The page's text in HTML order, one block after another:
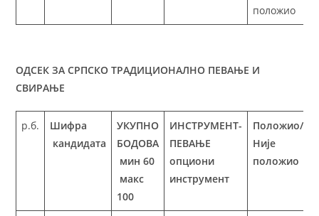
положио
ОДСЕК ЗА СРПСКО ТРАДИЦИОНАЛНО ПЕВАЊЕ И
СВИРАЊЕ
р.б.
Шифра
кандидата
УКУПНО
БОДОВА
мин 60
макс
100
ИНСТРУМЕНТ-
ПЕВАЊЕ
опциони
инструмент
Положио/
Није
положио